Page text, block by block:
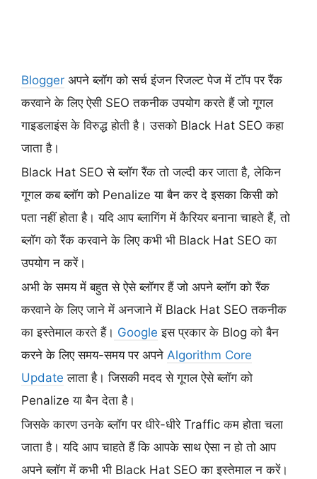
Blogger अपने ब्लॉग को सर्च इंजन रिजल्ट पेज में टॉप पर रैंक
करवाने के लिए ऐसी SEO तकनीक उपयोग करते हैं जो गूगल
गाइडलाइंस के विरुद्ध होती है। उसको Black Hat SEO कहा
जाता है।
Black Hat SEO से ब्लॉग रैंक तो जल्दी कर जाता है, लेकिन
गूगल कब ब्लॉग को Penalize या बैन कर दे इसका किसी को
पता नहीं होता है। यदि आप ब्लागिंग में कैरियर बनाना चाहते हैं, तो
ब्लॉग को रैंक करवाने के लिए कभी भी Black Hat SEO का
उपयोग न करें।
अभी के समय में बहुत से ऐसे ब्लॉगर हैं जो अपने ब्लॉग को रैंक
करवाने के लिए जाने में अनजाने में Black Hat SEO तकनीक
का इस्तेमाल करते हैं। Google इस प्रकार के Blog को बैन
करने के लिए समय-समय पर अपने Algorithm Core
Update लाता है। जिसकी मदद से गूगल ऐसे ब्लॉग को
Penalize या बैन देता है।
जिसके कारण उनके ब्लॉग पर धीरे-धीरे Traffic कम होता चला
जाता है। यदि आप चाहते हैं कि आपके साथ ऐसा न हो तो आप
अपने ब्लॉग में कभी भी Black Hat SEO का इस्तेमाल न करें।